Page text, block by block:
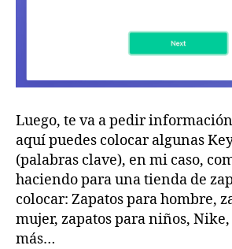
Luego, te va a pedir
aquí puedes colocar algunas
(palabras clave), en mi caso,
haciendo para una tienda de
colocar: Zapatos para hombre,
mujer, zapatos para niños,
más…